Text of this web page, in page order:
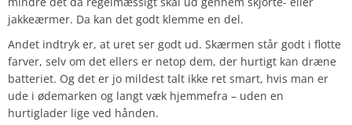
jakkeærmer. Da kan det godt klemme en del.
Andet indtryk er, at uret ser godt ud. Skærmen står godt i flotte
farver, selv om det ellers er netop dem, der hurtigt kan dræne
batteriet. Og det er jo mildest talt ikke ret smart, hvis man er
ude i ødemarken og langt væk hjemmefra – uden en
hurtiglader lige ved hånden.